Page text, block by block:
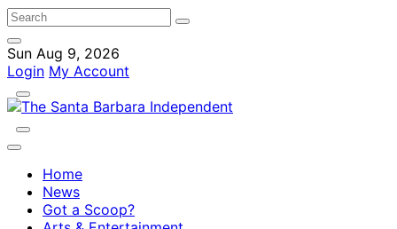
Sun Aug 9, 2026
Login My Account
Home
News
Got a Scoop?